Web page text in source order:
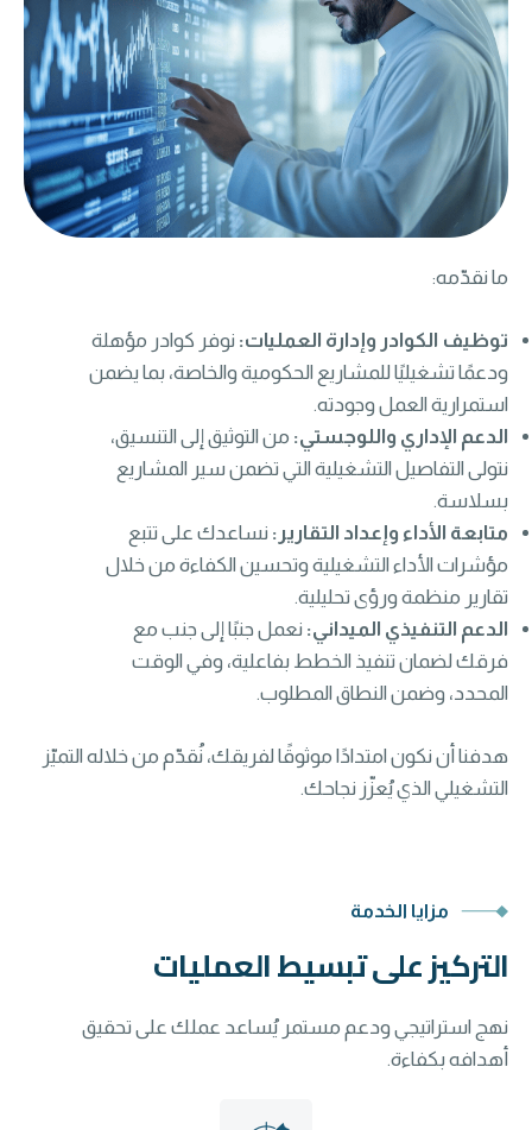
ما نقدّمه:
توظيف الكوادر وإدارة العمليات: نوفر كوادر مؤهلة
ودعمًا تشغيليًا للمشاريع الحكومية والخاصة، بما يضمن
استمرارية العمل وجودته.
الدعم الإداري واللوجستي: من التوثيق إلى التنسيق،
نتولى التفاصيل التشغيلية التي تضمن سير المشاريع
بسلاسة.
متابعة الأداء وإعداد التقارير: نساعدك على تتبع
مؤشرات الأداء التشغيلية وتحسين الكفاءة من خلال
تقارير منظمة ورؤى تحليلية.
الدعم التنفيذي الميداني: نعمل جنبًا إلى جنب مع
فرقك لضمان تنفيذ الخطط بفاعلية، وفي الوقت
المحدد، وضمن النطاق المطلوب.
هدفنا أن نكون امتدادًا موثوقًا لفريقك، نُقدّم من خلاله التميّز
التشغيلي الذي يُعزّز نجاحك.
مزايا الخدمة
التركيز على تبسيط العمليات
نهج استراتيجي ودعم مستمر يُساعد عملك على تحقيق
أهدافه بكفاءة.